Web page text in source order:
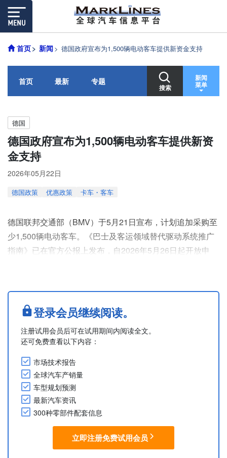
首页 新闻 德国政府宣布为1,500辆电动客车提供新资金支持
首页 最新 专题
搜索
新闻
菜单
德国
德国政府宣布为1,500辆电动客车提供新资
金支持
2026年05月22日
德国政策 优惠政策 卡车・客车
德国联邦交通部（BMV）于5月21日宣布，计划追加采购至
少1,500辆电动客车。《巴士及客运领域替代驱动系统推广
指南》已在官方公报上发布，自2026年5月26日起开放申
期用途，基于不同技术类别进行分配。资金将用于购置客运
客车或将其改装为替代驱动系统。
Based on press release from the Federal Minist....
登录会员继续阅读。
注册试用会员后可在试用期间内阅读全文。
还可免费查看以下内容：
市场技术报告
全球汽车产销量
车型规划预测
最新汽车资讯
300种零部件配套信息
立即注册免费试用会员